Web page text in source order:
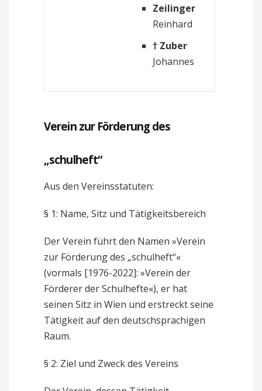
Zeilinger
Reinhard
† Zuber
Johannes
Verein zur Förderung des
„schulheft“
Aus den Vereinsstatuten:
§ 1: Name, Sitz und Tätigkeitsbereich
Der Verein führt den Namen »Verein
zur Förderung des „schulheft“«
(vormals [1976-2022]: »Verein der
Förderer der Schulhefte«), er hat
seinen Sitz in Wien und erstreckt seine
Tätigkeit auf den deutschsprachigen
Raum.
§ 2: Ziel und Zweck des Vereins